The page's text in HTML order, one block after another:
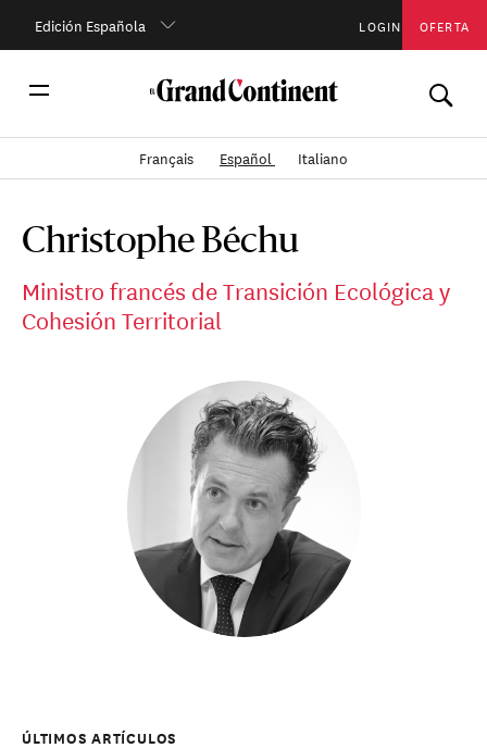
Edición Española LOGIN OFERTA
Français Español Italiano
Christophe Béchu
Ministro francés de Transición Ecológica y
Cohesión Territorial
ÚLTIMOS ARTÍCULOS